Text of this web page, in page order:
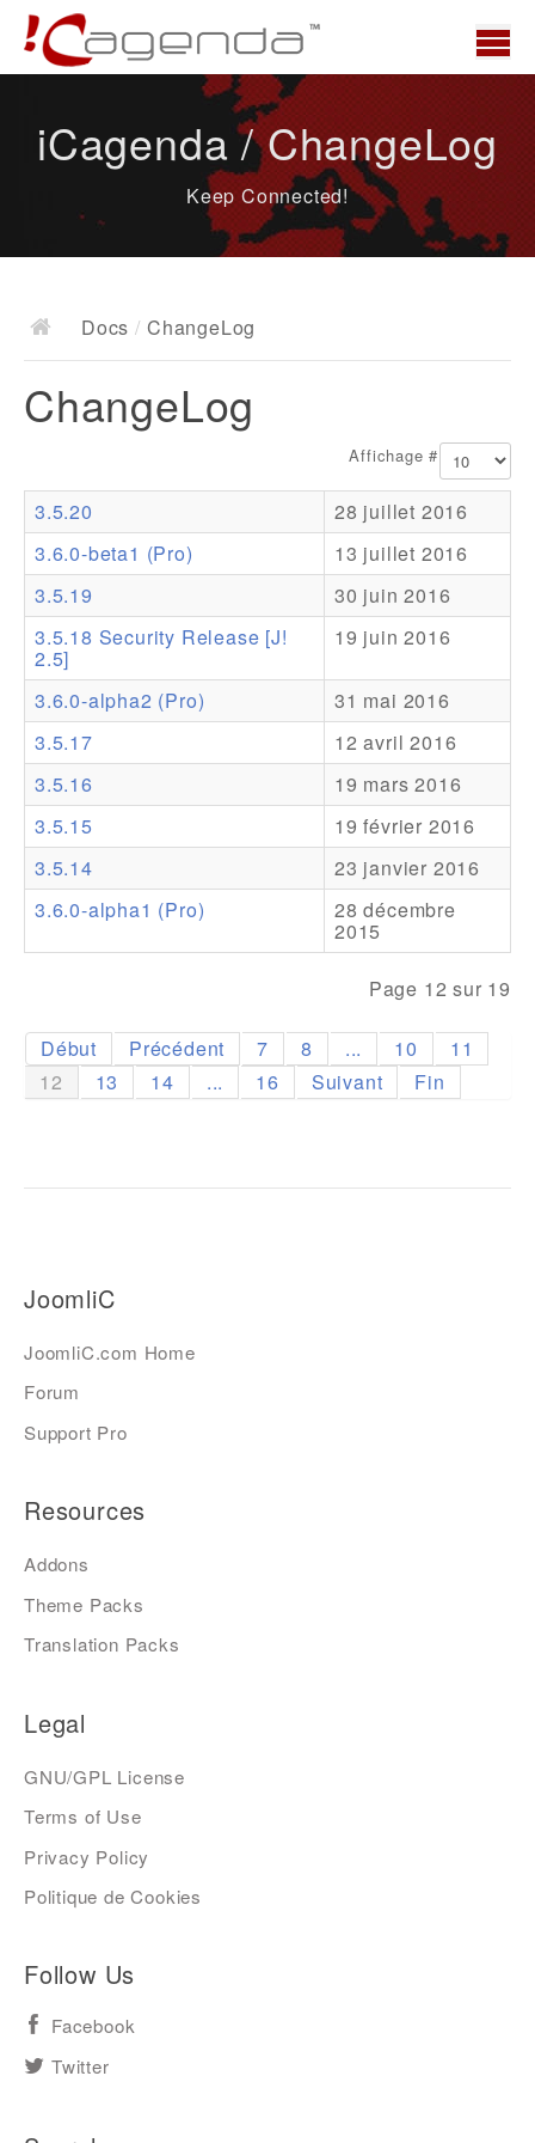
News
Docs
Documentation
Ressources
Addons
Theme Packs
Translation Packs
Support
Forum
iCagenda / ChangeLog
Keep Connected!
Docs / ChangeLog
ChangeLog
Affichage #
3.5.20
28 juillet 2016
3.6.0-beta1 (Pro)
13 juillet 2016
3.5.19
30 juin 2016
3.5.18 Security Release [J!
2.5]
19 juin 2016
3.6.0-alpha2 (Pro)
31 mai 2016
3.5.17
12 avril 2016
3.5.16
19 mars 2016
3.5.15
19 février 2016
3.5.14
23 janvier 2016
3.6.0-alpha1 (Pro)
28 décembre
2015
Page 12 sur 19
Début Précédent 7 8 ... 10
11
12
13 14 ... 16 Suivant Fin
JoomliC
JoomliC.com Home
Forum
Support Pro
Resources
Addons
Theme Packs
Translation Packs
Legal
GNU/GPL License
Terms of Use
Privacy Policy
Politique de Cookies
Follow Us
Facebook
Twitter